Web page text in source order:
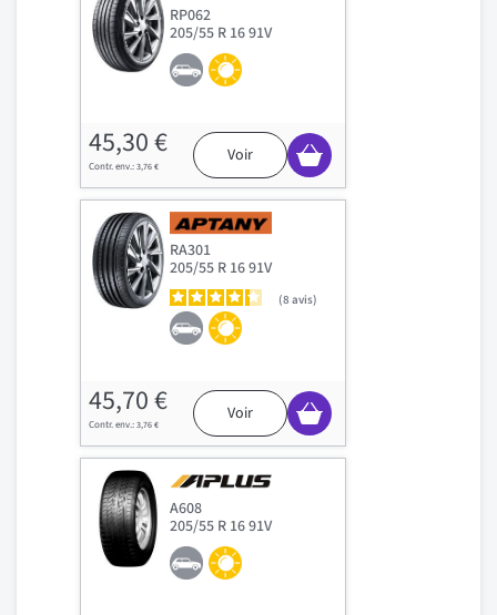
RP062
205/55 R 16 91V
45,30 €
3,76 €
Voir
RA301
205/55 R 16 91V
8avis
45,70 €
3,76 €
Voir
A608
205/55 R 16 91V